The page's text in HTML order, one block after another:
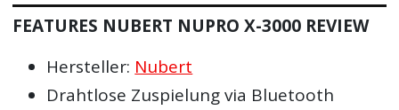
FEATURES NUBERT NUPRO X-3000 REVIEW
Hersteller: Nubert
Drahtlose Zuspielung via Bluetooth